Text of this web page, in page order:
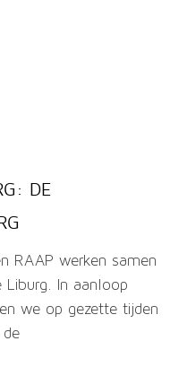
DE
RAAP werken samen
Liburg. In aanloop
we op gezette tijden